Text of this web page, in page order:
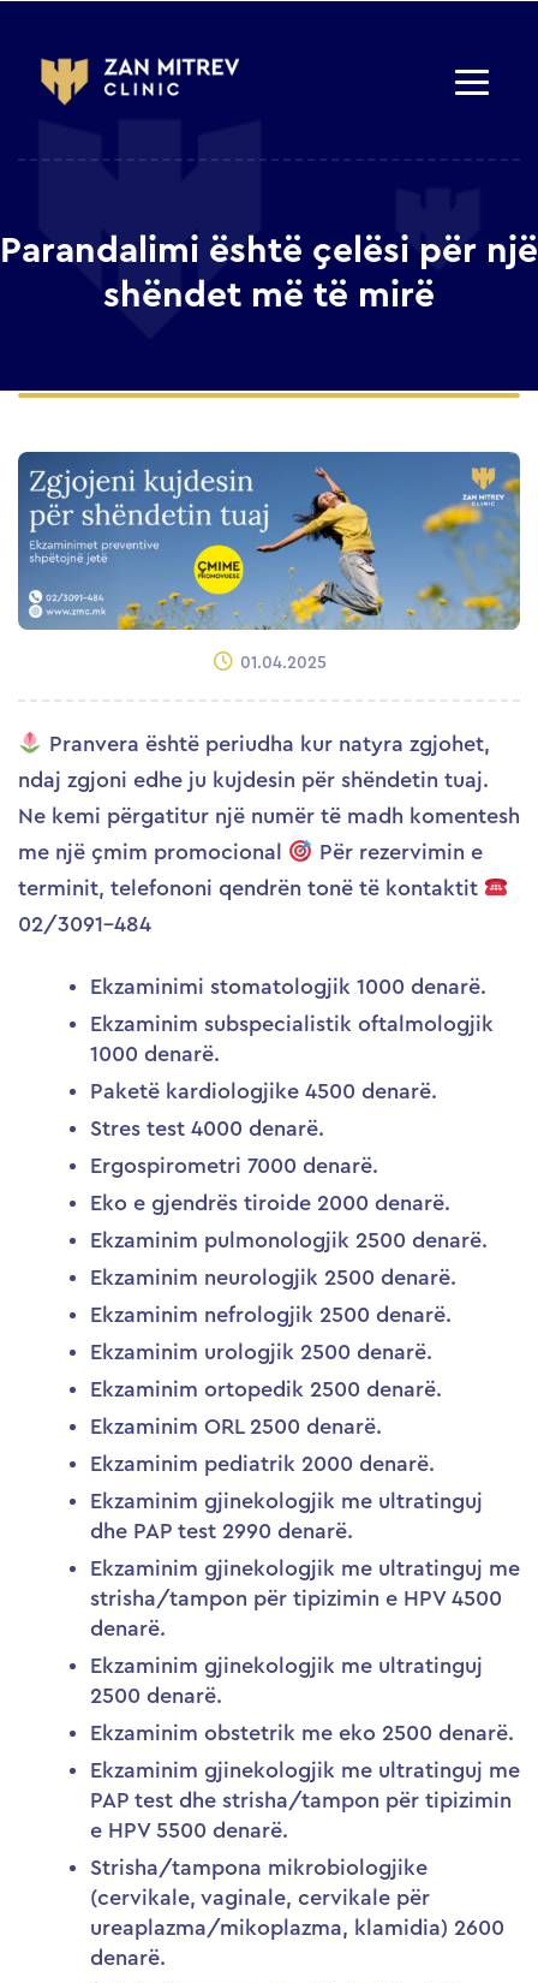
Parandalimi është çelësi për një
shëndet më të mirë
01.04.2025
Pranvera është periudha kur natyra zgjohet,
ndaj zgjoni edhe ju kujdesin për shëndetin tuaj.
Ne kemi përgatitur një numër të madh komentesh
me një çmim promocional
Për rezervimin e
terminit, telefononi qendrën tonë të kontaktit
02/3091-484
Ekzaminimi stomatologjik 1000 denarë.
Ekzaminim subspecialistik oftalmologjik
1000 denarë.
Pakеtë kardiologjike 4500 denarë.
Stres test 4000 denarë.
Ergospirometri 7000 denarë.
Eko e gjendrës tiroide 2000 denarë.
Ekzaminim pulmonologjik 2500 denarë.
Ekzaminim neurologjik 2500 denarë.
Ekzaminim nefrologjik 2500 denarë.
Ekzaminim urologjik 2500 denarë.
Ekzaminim ortopedik 2500 denarë.
Ekzaminim ORL 2500 denarë.
Ekzaminim pediatrik 2000 denarë.
Ekzaminim gjinekologjik me ultratinguj
dhe PAP test 2990 denarë.
Ekzaminim gjinekologjik me ultratinguj me
strisha/tampon për tipizimin e HPV 4500
denarë.
Ekzaminim gjinekologjik me ultratinguj
2500 denarë.
Ekzaminim obstetrik me eko 2500 denarë.
Ekzaminim gjinekologjik me ultratinguj me
PAP test dhe strisha/tampon për tipizimin
e HPV 5500 denarë.
Strisha/tampona mikrobiologjike
(cervikale, vaginale, cervikale për
ureaplazma/mikoplazma, klamidia) 2600
denarë.